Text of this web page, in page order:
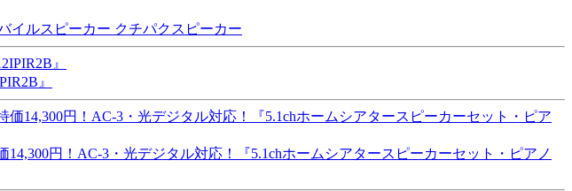
イルスピーカー クチパクスピーカー
』
円！AC-3・光デジタル対応！『5.1chホームシアタースピーカーセット・ピアノ